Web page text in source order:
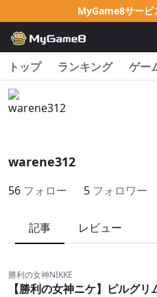
MyGame8サービ
トップ ランキング ゲー
warene312
56 フォロー 5 フォロワー
記事 レビュー
勝利の女神NIKKE
【勝利の女神ニケ】ピルグリ